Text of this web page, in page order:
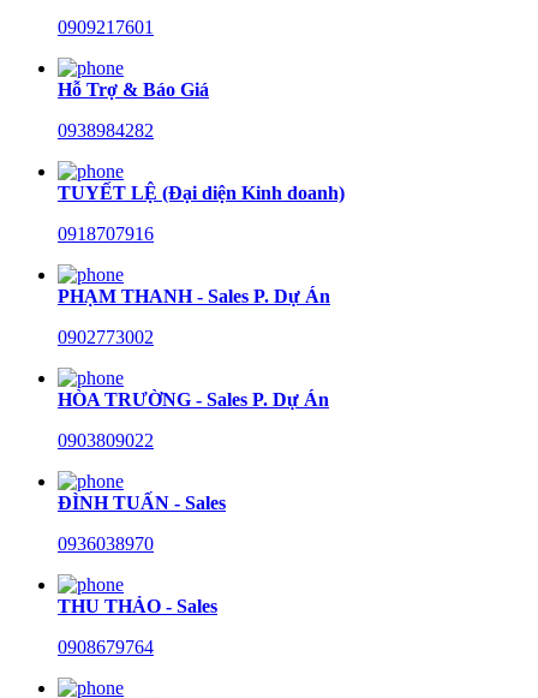
0909217601
Hỗ Trợ & Báo Giá
0938984282
TUYẾT LỆ (Đại diện Kinh doanh)
0918707916
PHẠM THANH - Sales P. Dự Án
0902773002
HÒA TRƯỜNG - Sales P. Dự Án
0903809022
ĐÌNH TUẤN - Sales
0936038970
THU THẢO - Sales
0908679764